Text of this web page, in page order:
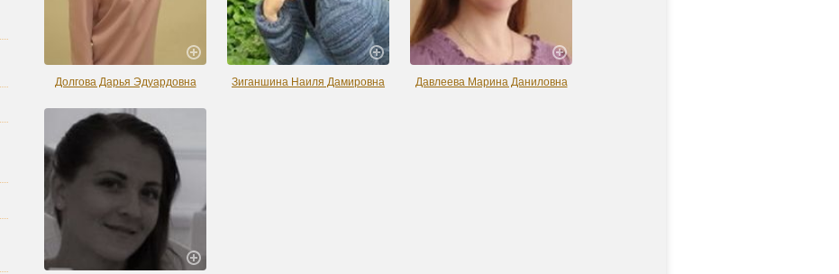
Долгова Дарья Эдуардовна Зиганшина Наиля Дамировна Давлеева Марина Даниловна